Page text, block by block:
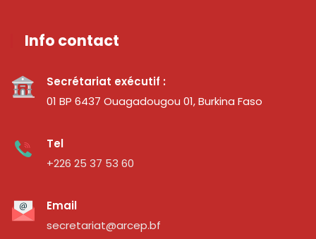
Info contact
Secrétariat exécutif :
01 BP 6437 Ouagadougou 01, Burkina Faso
Tel
+226 25 37 53 60
Email
secretariat@arcep.bf